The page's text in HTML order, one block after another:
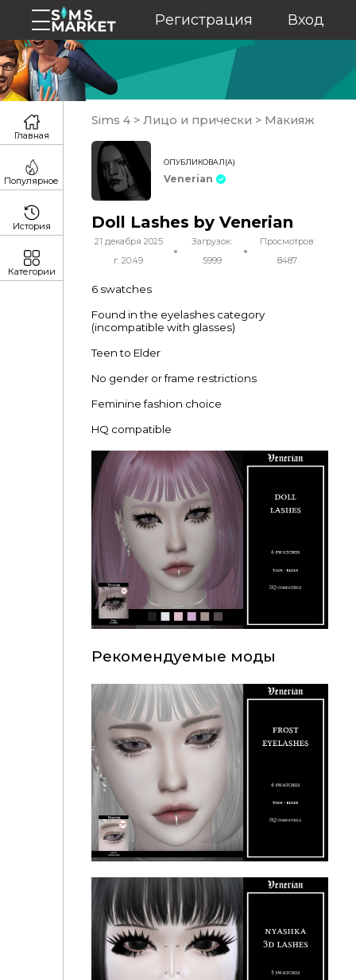
Регистрация Вход
Sims 4 > Лицо и прически > Макияж
ОПУБЛИКОВАЛ(А)
Venerian
Doll Lashes by Venerian
21 декабря 2025
г. 20:49
Загрузок:
5999
Просмотров:
8487
6 swatches
Found in the eyelashes category
(incompatible with glasses)
Teen to Elder
No gender or frame restrictions
Feminine fashion choice
HQ compatible
Рекомендуемые моды
Главная
Популярное
История
Категории